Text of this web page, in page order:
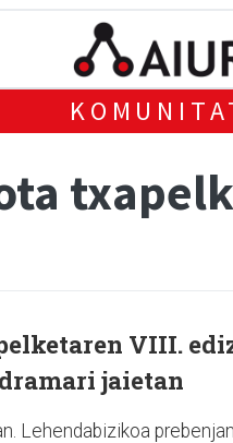
VIII.
jaietan
Lehendabizikoa